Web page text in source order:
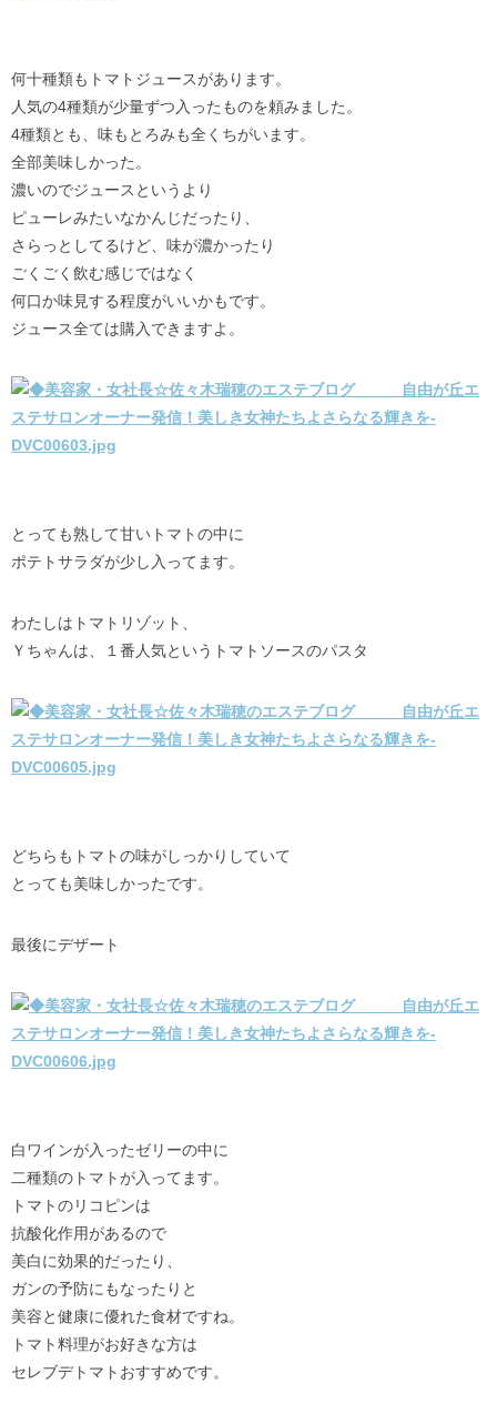
何十種類もトマトジュースがあります。
人気の4種類が少量ずつ入ったものを頼みました。
4種類とも、味もとろみも全くちがいます。
全部美味しかった。
濃いのでジュースというより
ピューレみたいなかんじだったり、
さらっとしてるけど、味が濃かったり
ごくごく飲む感じではなく
何口か味見する程度がいいかもです。
ジュース全ては購入できますよ。
とっても熟して甘いトマトの中に
ポテトサラダが少し入ってます。
わたしはトマトリゾット、
Ｙちゃんは、１番人気というトマトソースのパスタ
どちらもトマトの味がしっかりしていて
とっても美味しかったです。
最後にデザート
白ワインが入ったゼリーの中に
二種類のトマトが入ってます。
トマトのリコピンは
抗酸化作用があるので
美白に効果的だったり、
ガンの予防にもなったりと
美容と健康に優れた食材ですね。
トマト料理がお好きな方は
セレブデトマトおすすめです。